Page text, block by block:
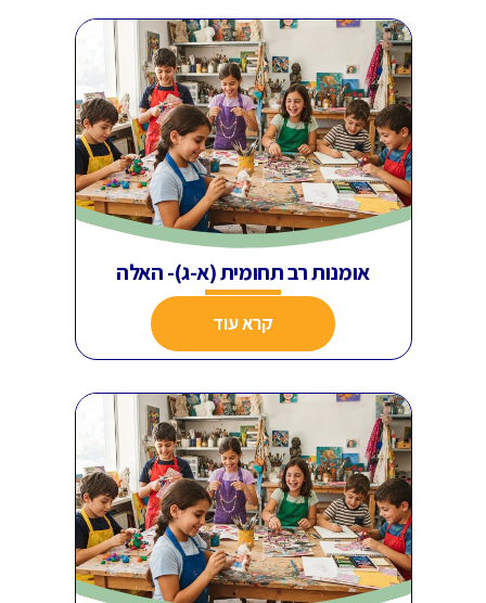
אומנות רב תחומית (א-ג)- האלה
קרא עוד